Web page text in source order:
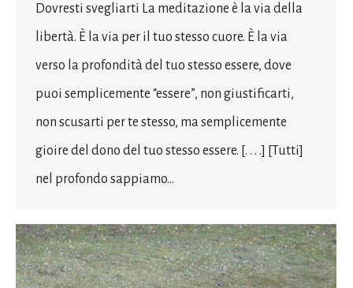
Dovresti svegliarti La meditazione è la via della
libertà. È la via per il tuo stesso cuore. È la via
verso la profondità del tuo stesso essere, dove
puoi semplicemente “essere”, non giustificarti,
non scusarti per te stesso, ma semplicemente
gioire del dono del tuo stesso essere. [. . . .] [Tutti]
nel profondo sappiamo…